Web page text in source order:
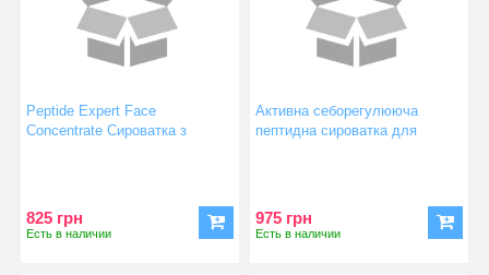
Peptide Expert Face
Concentrate Сироватка з
825 грн
Есть в наличии
Активна себорегулююча
пептидна сироватка для
975 грн
Есть в наличии